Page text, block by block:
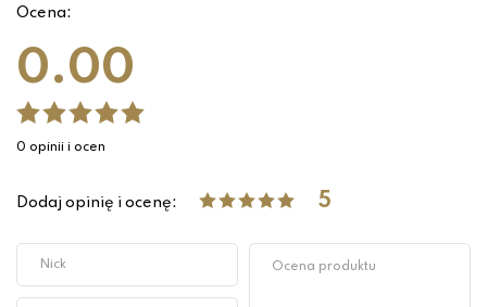
Ocena:
0.00
0 opinii i ocen
Dodaj opinię i ocenę: 5